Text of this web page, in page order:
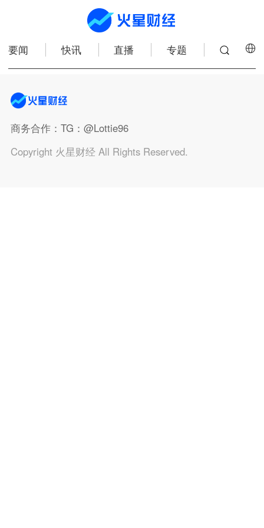
要闻 快讯 直播 专题
商务合作：TG：@Lottie96
Copyright 火星财经 All Rights Reserved.